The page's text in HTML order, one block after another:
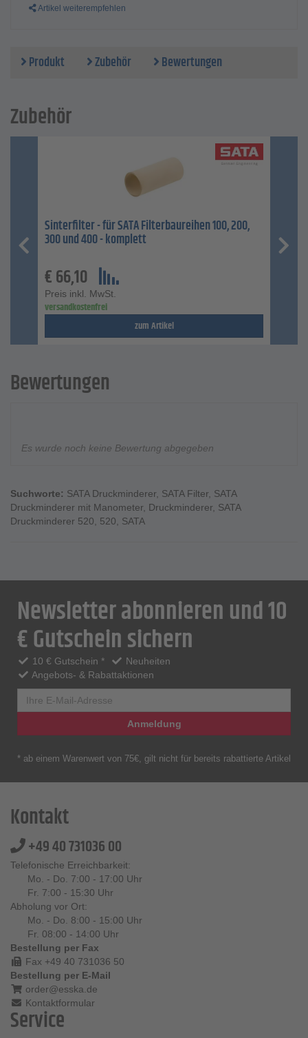
Artikel weiterempfehlen
Produkt Zubehör Bewertungen
Zubehör
Sinterfilter - für SATA Filterbaureihen 100, 200,
300 und 400 - komplett
€66,10
Preis inkl. MwSt.
versandkostenfrei
zum Artikel
Bewertungen
Es wurde noch keine Bewertung abgegeben
Suchworte: SATA Druckminderer, SATA Filter, SATA
Druckminderer mit Manometer, Druckminderer, SATA
Druckminderer 520, 520, SATA
Newsletter abonnieren und 10
€ Gutschein sichern
10 € Gutschein *
Neuheiten
Angebots- & Rabattaktionen
Anmeldung
* ab einem Warenwert von 75€, gilt nicht für bereits rabattierte Artikel
Kontakt
+49 40 731036 00
Telefonische Erreichbarkeit:
Mo. - Do. 7:00 - 17:00 Uhr
Fr. 7:00 - 15:30 Uhr
Abholung vor Ort:
Mo. - Do. 8:00 - 15:00 Uhr
Fr. 08:00 - 14:00 Uhr
Bestellung per Fax
Fax +49 40 731036 50
Bestellung per E-Mail
order@esska.de
Kontaktformular
Service